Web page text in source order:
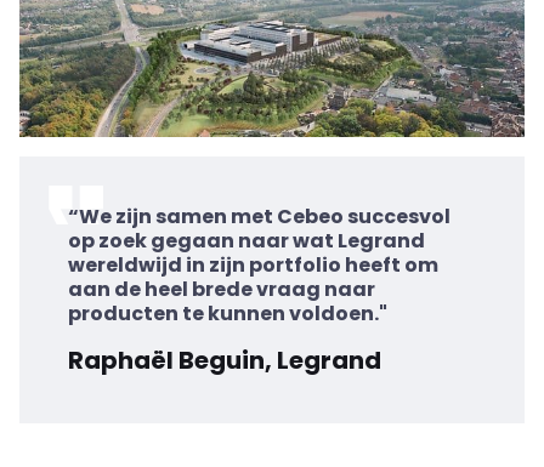
“We zijn samen met Cebeo succesvol
op zoek gegaan naar wat Legrand
wereldwijd in zijn portfolio heeft om
aan de heel brede vraag naar
producten te kunnen voldoen."
Raphaël Beguin, Legrand